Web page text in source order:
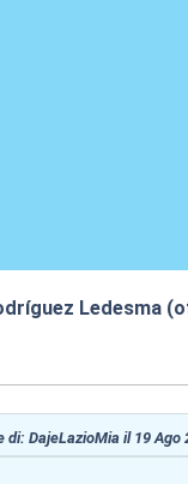
Ledesma
di: DajeLazioMia il 19 Ago